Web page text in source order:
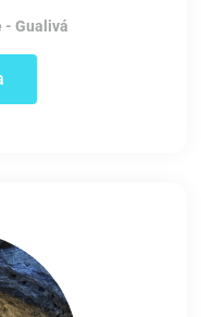
- Gualivá